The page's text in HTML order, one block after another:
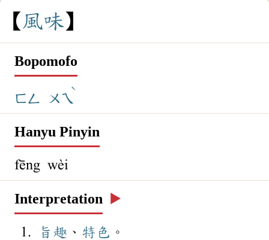
風味
Bopomofo
ㄈㄥ ㄨㄟ
ˋ
Hanyu Pinyin
fēng wèi
Interpretation ▶️
旨趣 、 特色 。